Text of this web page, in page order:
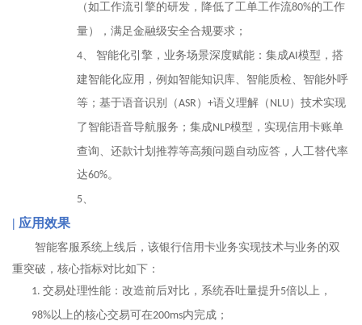
（如工作流引擎的研发，降低了工单工作流80%的工作
量），满足金融级安全合规要求 ；
4、 智能化引擎，业务场景深度赋能：集成AI模型，搭
建智能化应用，例如智能知识库、智能质检、智能外呼
等；基于语音识别（ASR ） +语义理解（ NLU ）技术实现
了智能语音导航服务；集成NLP模型，实现信用卡账单
查询、还款计划推荐等高频问题自动应答，人工替代率
达60%。
5、
| 应用效果
智能客服系统上线后， 该银行信用卡业务实现技术与业务的双
重突破，核心指标对比如下 ：
1. 交易处理性能 ：改造前后对比，系统吞吐量提升5倍以上，
98%以上的核心交易可在200ms内完成；